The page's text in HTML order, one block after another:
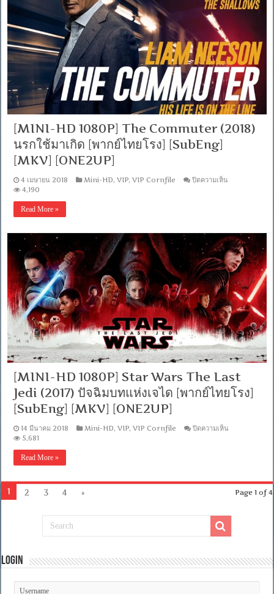
World
ไถ่
อำมหิต
[พากย์
ไทย
โรง]
[MKV]
[ONE2UP]
[MINI-HD 1080P] The Commuter (2018)
นรกใช้มาเกิด [พากย์ไทยโรง] [SubEng]
[MKV] [ONE2UP]
4 เมษายน 2018 Mini-HD,VIP,VIP Cornfile ปิดความเห็นบน
(2018)
นรก
ใช้
มา
เกิด
[พากย์
ไทย
โรง]
[SubEng]
[MKV]
[ONE2UP]
4,190
Read More »
[MINI-HD 1080P] Star Wars The Last
Jedi (2017) ปัจฉิมบทแห่งเจได [พากย์ไทยโรง]
[SubEng] [MKV] [ONE2UP]
14 มีนาคม 2018 Mini-HD,VIP,VIP Cornfile ปิดความเห็นบน
The
Last
Jedi
ปัจฉิม
แห่ง
[พากย์
โรง]
5,681
Read More »
Page 1 of 4
1 2 3 4 »
Login